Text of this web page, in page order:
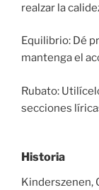
realzar la
Equilibrio: Dé
mantenga el
Rubato:
secciones
Historia
Kinderszenen,